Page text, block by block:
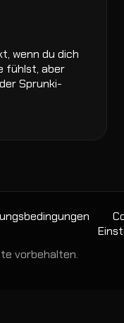
wenn du dich
fühlst, aber
Sprunki-
vorbehalten.